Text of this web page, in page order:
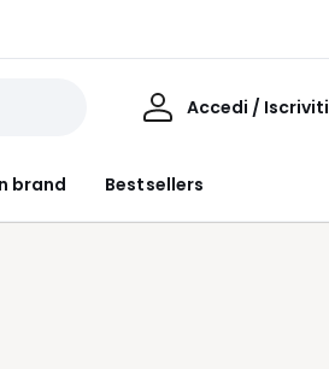
brand Bestsellers
Accedi / Iscriviti